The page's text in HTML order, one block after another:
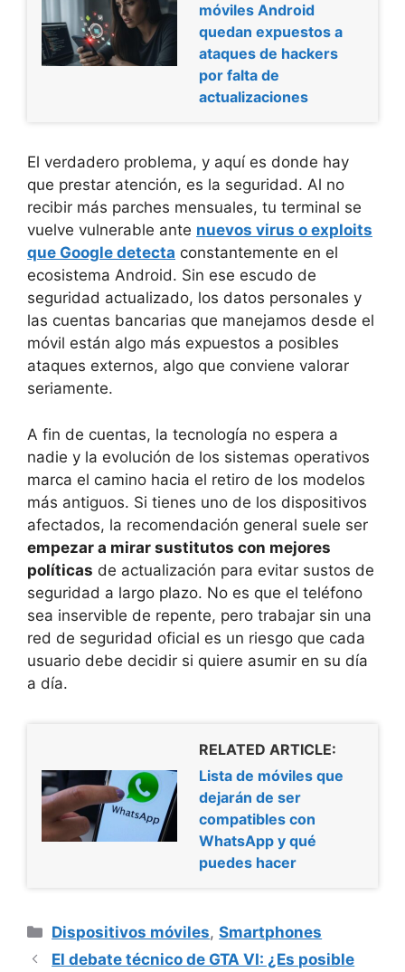
móviles Android
quedan expuestos a
ataques de hackers
por falta de
actualizaciones
El verdadero problema, y aquí es donde hay
que prestar atención, es la seguridad. Al no
recibir más parches mensuales, tu terminal se
vuelve vulnerable ante nuevos virus o exploits
que Google detecta constantemente en el
ecosistema Android. Sin ese escudo de
seguridad actualizado, los datos personales y
las cuentas bancarias que manejamos desde el
móvil están algo más expuestos a posibles
ataques externos, algo que conviene valorar
seriamente.
A fin de cuentas, la tecnología no espera a
nadie y la evolución de los sistemas operativos
marca el camino hacia el retiro de los modelos
más antiguos. Si tienes uno de los dispositivos
afectados, la recomendación general suele ser
empezar a mirar sustitutos con mejores
políticas de actualización para evitar sustos de
seguridad a largo plazo. No es que el teléfono
sea inservible de repente, pero trabajar sin una
red de seguridad oficial es un riesgo que cada
usuario debe decidir si quiere asumir en su día
a día.
RELATED ARTICLE:
Lista de móviles que
dejarán de ser
compatibles con
WhatsApp y qué
puedes hacer
Categorías
Dispositivos móviles,Smartphones
El debate técnico de GTA VI: ¿Es posible